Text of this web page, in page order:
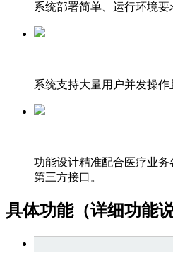
系统部署简单、运行环境
系统支持大量用户并发操
功能设计精准配合医疗业
第三方接口。
具体功能（详细功能